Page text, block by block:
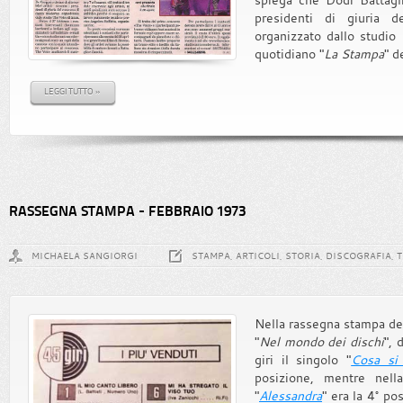
presidenti di giuria
organizzato dallo studio
quotidiano "La Stampa"
LEGGI TUTTO »
RASSEGNA STAMPA - FEBBRAIO 1973
MICHAELA SANGIORGI STAMPA, ARTICOLI, STORIA, DISCOGRAFIA,
Nella rassegna stampa
"Nel mondo dei dischi",
giri il singolo "Cosa
posizione, mentre
"Alessandra" era la 4°